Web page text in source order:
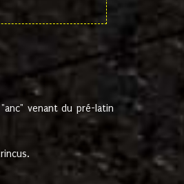
venant du pré-latin